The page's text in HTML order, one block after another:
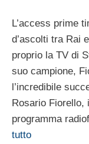
L’access prime
d’ascolti tra Rai
proprio la TV di
suo campione,
l’incredibile
Rosario Fiorello,
programma
tutto